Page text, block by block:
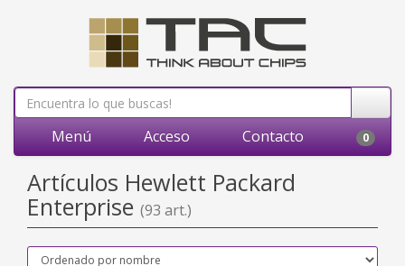
Menú Acceso Contacto 0
Artículos Hewlett Packard
Enterprise (93 art.)